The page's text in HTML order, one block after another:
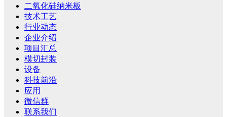
二氧化硅纳米板
技术工艺
行业动态
企业介绍
项目汇总
模切封装
设备
科技前沿
应用
微信群
联系我们